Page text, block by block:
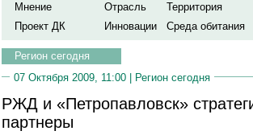
Мнение
Отрасль Территория
Проект ДК
Инновации Среда обитания
Регион сегодня
07 Октября 2009, 11:00 | Регион сегодня
РЖД и «Петропавловск»
партнеры